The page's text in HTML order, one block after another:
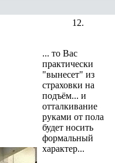
12.
... то Вас
практически
"вынесет" из
страховки на
подъём... и
отталкивание
руками от пола
будет носить
формальный
характер...